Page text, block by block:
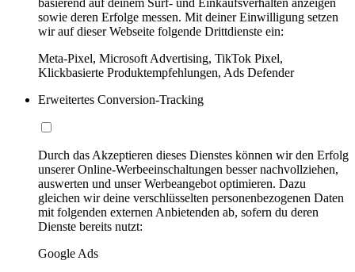
sowie deren Erfolge messen. Mit deiner Einwilligung setzen
wir auf dieser Webseite folgende Drittdienste ein:
Meta-Pixel, Microsoft Advertising, TikTok Pixel,
Klickbasierte Produktempfehlungen, Ads Defender
Erweitertes Conversion-Tracking
Durch das Akzeptieren dieses Dienstes können wir den Erfolg
unserer Online-Werbeeinschaltungen besser nachvollziehen,
auswerten und unser Werbeangebot optimieren. Dazu
gleichen wir deine verschlüsselten personenbezogenen Daten
mit folgenden externen Anbietenden ab, sofern du deren
Dienste bereits nutzt:
Google Ads